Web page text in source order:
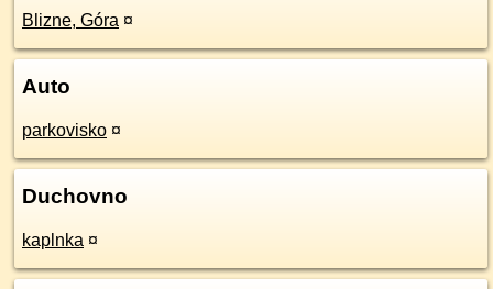
Blizne, Góra ¤
Auto
parkovisko ¤
Duchovno
kaplnka ¤